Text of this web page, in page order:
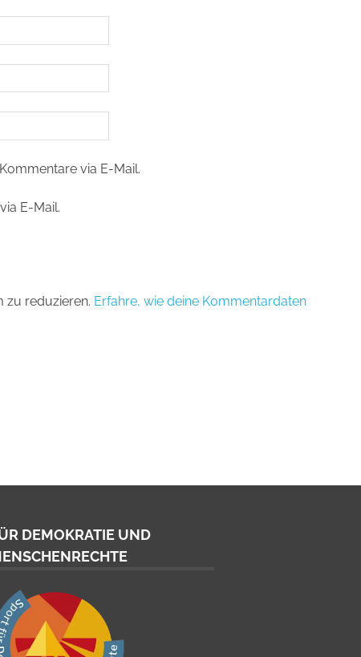
via E-Mail.
E-Mail.
zu reduzieren. Erfahre, wie deine Kommentardaten
DEMOKRATIE UND